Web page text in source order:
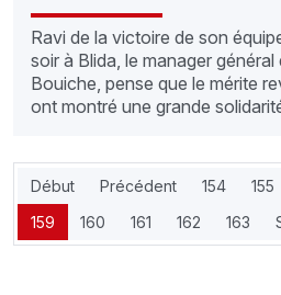
Ravi de la victoire de son
soir à Blida, le manager
Bouiche, pense que le mérite revient aux joueurs qui
ont montré une grande
Début Précédent 154 155
159
160 161 162 163